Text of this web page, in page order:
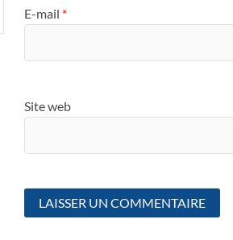
E-mail *
Site web